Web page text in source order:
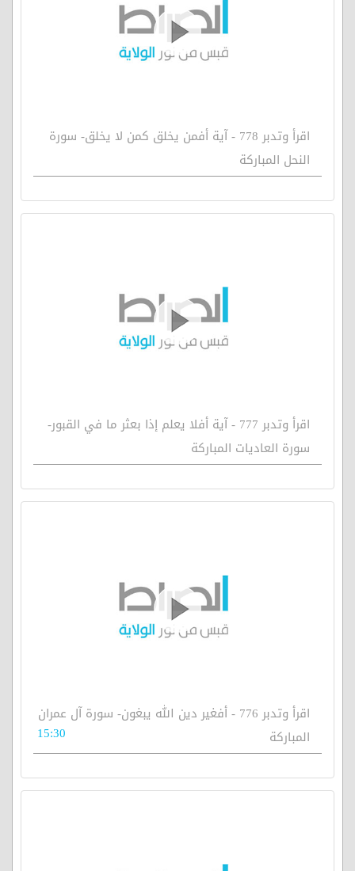
اقرأ وتدبر 778 - آية أفمن يخلق كمن لا يخلق- سورة
النحل المباركة
اقرأ وتدبر 777 - آية أفلا يعلم إذا بعثر ما في القبور-
سورة العاديات المباركة
اقرأ وتدبر 776 - أفغير دين الله يبغون- سورة آل عمران
المباركة
15:30